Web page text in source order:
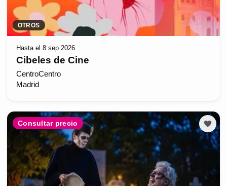
OTROS
Hasta el 8 sep 2026
Cibeles de Cine
CentroCentro
Madrid
Consultar precio